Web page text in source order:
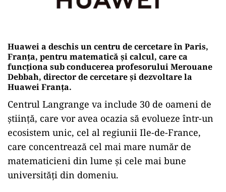
Huawei a deschis un centru de cercetare în Paris,
Franța, pentru matematică și calcul, care ca
funcționa sub conducerea profesorului Merouane
Debbah, director de cercetare și dezvoltare la
Huawei Franța.
Centrul Langrange va include 30 de oameni de
știință, care vor avea ocazia să evolueze într-un
ecosistem unic, cel al regiunii Ile-de-France,
care concentrează cel mai mare număr de
matematicieni din lume și cele mai bune
universități din domeniu.